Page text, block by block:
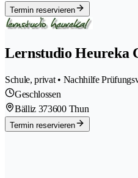
Termin reservieren
Lernstudio Heureka
Schule, privat • Nachhilfe
Geschlossen
Bälliz 373600 Thun
Termin reservieren